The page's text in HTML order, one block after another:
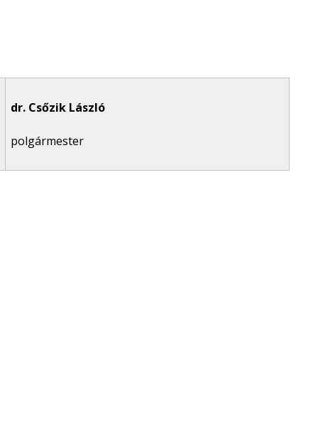
dr. Csőzik László
polgármester